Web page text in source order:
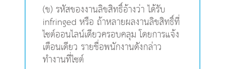
(ข) รหัสของงานลิขสิทธิ์อ้างว่า ได้รับ
infringed หรือ ถ้าหลายผลงานลิขสิทธิ์ที่
ไซต์ออนไลน์เดียวครอบคลุม โดยการแจ้ง
เตือนเดียว รายชื่อพนักงานดังกล่าว
ทำงานที่ไซต์